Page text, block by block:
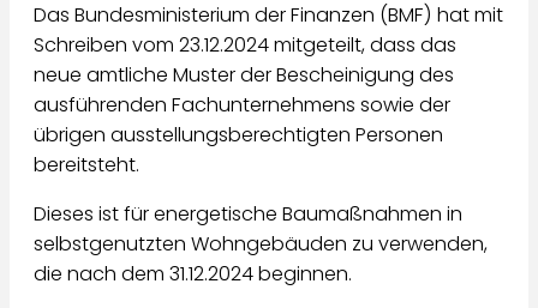
Das Bundesministerium der Finanzen (BMF) hat mit
Schreiben vom 23.12.2024 mitgeteilt, dass das
neue amtliche Muster der Bescheinigung des
ausführenden Fachunternehmens sowie der
übrigen ausstellungsberechtigten Personen
bereitsteht.
Dieses ist für energetische Baumaßnahmen in
selbstgenutzten Wohngebäuden zu verwenden,
die nach dem 31.12.2024 beginnen.